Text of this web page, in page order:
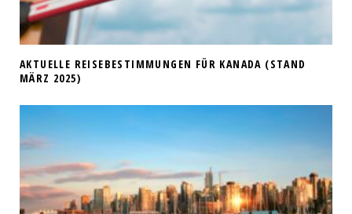
AKTUELLE REISEBESTIMMUNGEN FÜR KANADA (STAND
MÄRZ 2025)